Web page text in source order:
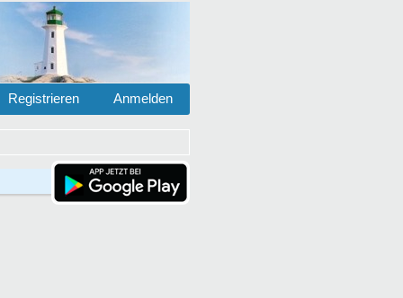
Anmelden
Registrieren